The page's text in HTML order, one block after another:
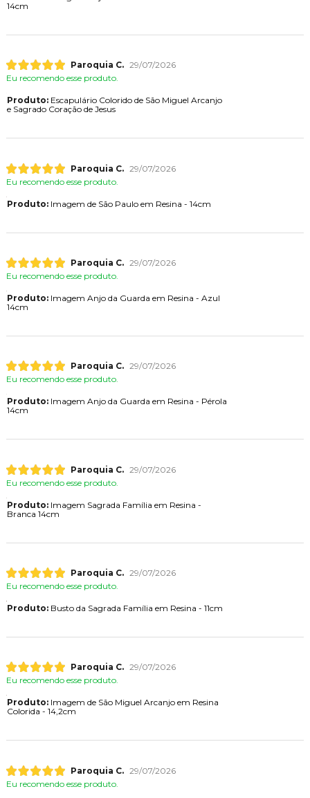
14cm
Paroquia C. 29/07/2026
Eu recomendo esse produto.
Produto:Escapulário Colorido de São Miguel Arcanjo
e Sagrado Coração de Jesus
Paroquia C. 29/07/2026
Eu recomendo esse produto.
Produto:Imagem de São Paulo em Resina - 14cm
Paroquia C. 29/07/2026
Eu recomendo esse produto.
Produto:Imagem Anjo da Guarda em Resina - Azul
14cm
Paroquia C. 29/07/2026
Eu recomendo esse produto.
Produto:Imagem Anjo da Guarda em Resina - Pérola
14cm
Paroquia C. 29/07/2026
Eu recomendo esse produto.
Produto:Imagem Sagrada Família em Resina -
Branca 14cm
Paroquia C. 29/07/2026
Eu recomendo esse produto.
Produto:Busto da Sagrada Família em Resina - 11cm
Paroquia C. 29/07/2026
Eu recomendo esse produto.
Produto:Imagem de São Miguel Arcanjo em Resina
Colorida - 14,2cm
Paroquia C. 29/07/2026
Eu recomendo esse produto.